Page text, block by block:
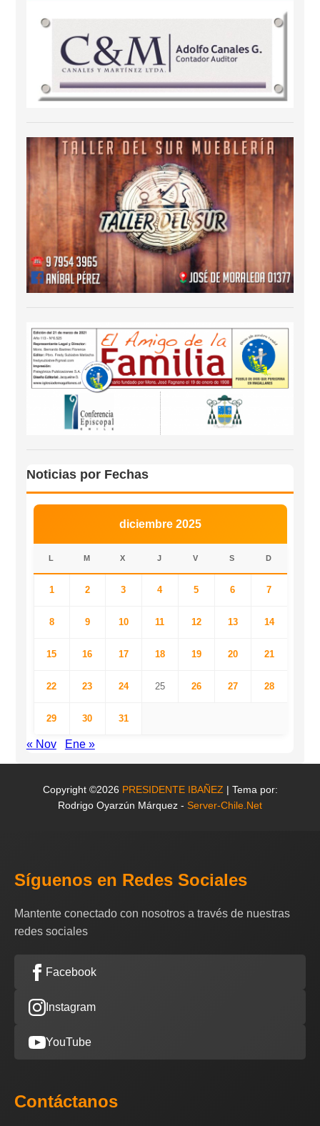
Noticias por Fechas
diciembre 2025
L M X J V S D
1 2 3 4 5 6 7
8 9 10 11 12 13 14
15 16 17 18 19 20 21
22 23 24 25 26 27 28
29 30 31
« Nov Ene »
Copyright ©2026 PRESIDENTE IBAÑEZ | Tema por:
Rodrigo Oyarzún Márquez - Server-Chile.Net
Síguenos en Redes Sociales
Mantente conectado con nosotros a través de nuestras
redes sociales
Facebook
Instagram
YouTube
Contáctanos